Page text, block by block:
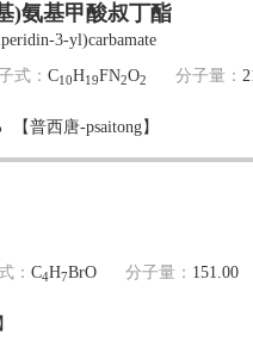
)氨基甲酸叔丁酯
3-yl)carbamate
式： C10H19FN2O2 分子量：
【普西唐-psaitong】
： C4H7BrO 分子量： 151.00